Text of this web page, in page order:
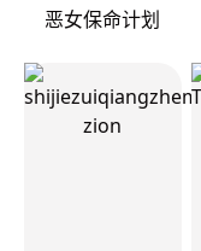
恶女保命计划